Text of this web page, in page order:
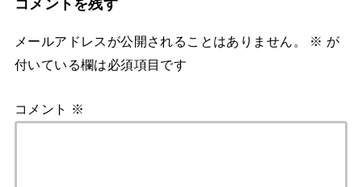
コメントを残す
メールアドレスが公開されることはありません。 ※ が
付いている欄は必須項目です
コメント ※